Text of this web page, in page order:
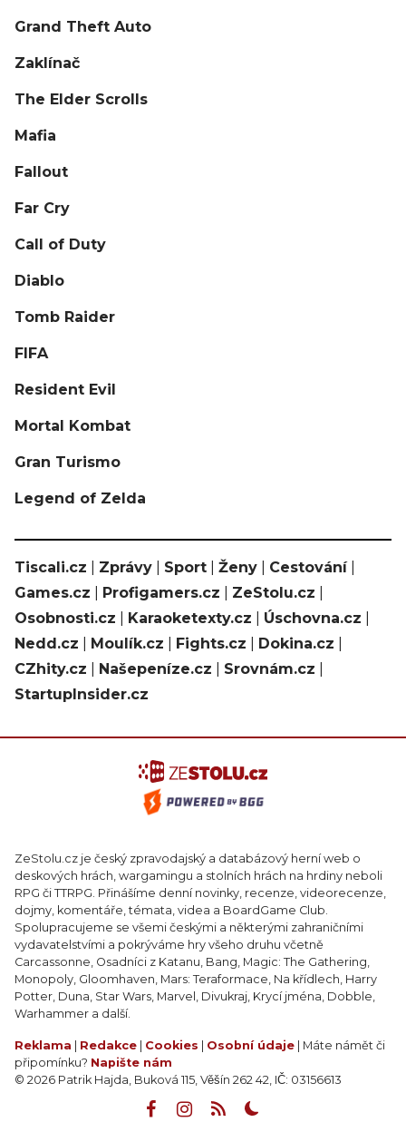
Grand Theft Auto
Zaklínač
The Elder Scrolls
Mafia
Fallout
Far Cry
Call of Duty
Diablo
Tomb Raider
FIFA
Resident Evil
Mortal Kombat
Gran Turismo
Legend of Zelda
Tiscali.cz Zprávy Sport Ženy Cestování|
Games.cz
Profigamers.cz ZeStolu.cz
Osobnosti.cz
Karaoketexty.cz Úschovna.cz
Nedd.cz
Moulík.cz Fights.cz Dokina.cz
CZhity.cz
Našepeníze.cz Srovnám.cz
StartupInsider.cz
ZeStolu.cz je český zpravodajský a databázový herní web o
deskových hrách, wargamingu a stolních hrách na hrdiny neboli
RPG či TTRPG. Přinášíme denní novinky, recenze, videorecenze,
dojmy, komentáře, témata, videa a BoardGame Club.
Spolupracujeme se všemi českými a některými zahraničními
vydavatelstvími a pokrýváme hry všeho druhu včetně
Carcassonne, Osadníci z Katanu, Bang, Magic: The Gathering,
Monopoly, Gloomhaven, Mars: Teraformace, Na křídlech, Harry
Potter, Duna, Star Wars, Marvel, Divukraj, Krycí jména, Dobble,
Warhammer a další.
Reklama Redakce Cookies Osobní údaje | Máte námět či
připomínku? Napište nám
© 2026 Patrik Hajda, Buková 115, Věšín 262 42, IČ: 03156613